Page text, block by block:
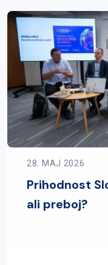
28. MAJ 2026
Prihodnost
ali preboj?